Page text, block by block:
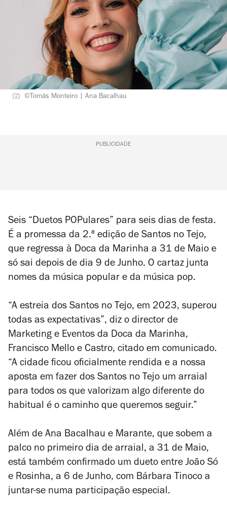
©Tomás Monteiro | Ana Bacalhau
PUBLICIDADE
Seis “Duetos POPulares” para seis dias de festa.
É a promessa da 2.ª edição de Santos no Tejo,
que regressa à Doca da Marinha a 31 de Maio e
só sai depois de dia 9 de Junho. O cartaz junta
nomes da música popular e da música pop.
“A estreia dos Santos no Tejo, em 2023, superou
todas as expectativas”, diz o director de
Marketing e Eventos da Doca da Marinha,
Francisco Mello e Castro, citado em comunicado.
“A cidade ficou oficialmente rendida e a nossa
aposta em fazer dos Santos no Tejo um arraial
para todos os que valorizam algo diferente do
habitual é o caminho que queremos seguir.”
Além de Ana Bacalhau e Marante, que sobem a
palco no primeiro dia de arraial, a 31 de Maio,
está também confirmado um dueto entre João Só
e Rosinha, a 6 de Junho, com Bárbara Tinoco a
juntar-se numa participação especial.